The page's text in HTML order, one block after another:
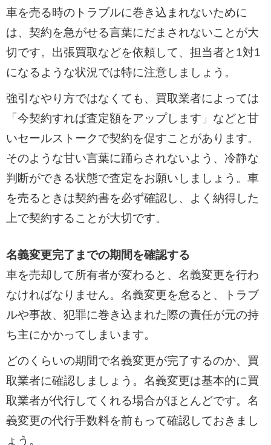
車を売る時のトラブルに巻き込まれないために
は、契約を急がせる言葉にだまされないことが大
切です。出張買取などを依頼して、担当者と1対1
になるような状況では特に注意しましょう。
強引なやり方ではなくても、買取業者によっては
「今契約すれば査定額をアップします」などと甘
いセールストークで契約を促すことがあります。
そのような甘い言葉に踊らされないよう、冷静な
判断ができる状態で査定をお願いしましょう。車
を売るときは契約書を必ず確認し、よく納得した
上で契約することが大切です。
名義変更完了までの期間を確認する
車を売却して所有者が変わると、名義変更を行わ
なければなりません。名義変更を怠ると、トラブ
ルや事故、犯罪に巻き込まれた際の責任が元の持
ち主にかかってしまいます。
どのくらいの期間で名義変更が完了するのか、買
取業者に確認しましょう。名義変更は基本的に買
取業者が代行してくれる場合がほとんどです。名
義変更の代行手数料を前もって確認しておきまし
ょう。